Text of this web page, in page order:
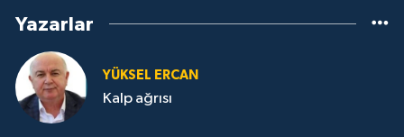
Yazarlar
YÜKSEL ERCAN
Kalp ağrısı